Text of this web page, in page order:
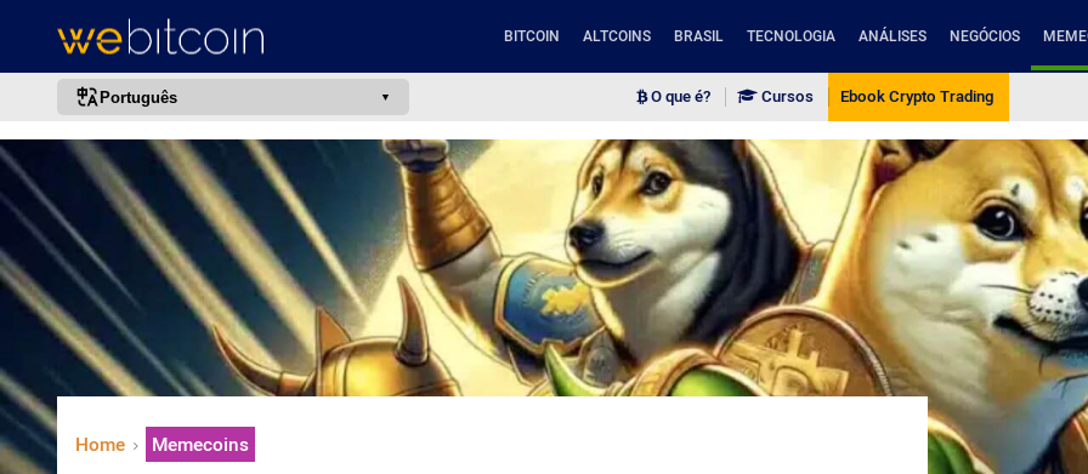
BITCOIN ALTCOINS BRASIL TECNOLOGIA ANÁLISES NEGÓCIOS
Português
português (BR)
english
español
français
italiano
deutsch
日本語
русский
O que é? Cursos Ebook Crypto Trading
Home Memecoins